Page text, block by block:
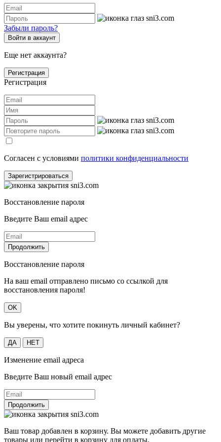
Забыли пароль?
Войти в аккаунт
Еще нет аккаунта?
Регистрация
Регистрация
Согласен с условиями политики конфиденциальности
Зарегистрироваться
Восстановление пароля
Введите Ваш email адрес
Продолжить
Восстановление пароля
На ваш email отправлено письмо со ссылкой для
восстановления пароля!
OK
Вы уверены, что хотите покинуть личный кабинет?
ДА НЕТ
Изменение email адреса
Введите Ваш новый email адрес
Продолжить
Ваш товар добавлен в корзину. Вы можете добавить другие
товары или перейти в корзину для оплаты.